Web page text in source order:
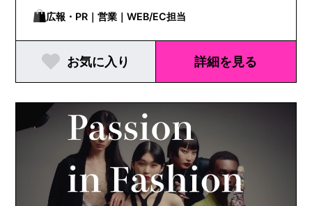
広報・PR｜営業｜WEB/EC担当
お気に入り 詳細を見る